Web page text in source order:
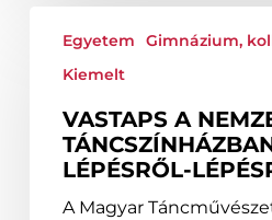
Nemzeti
Lépésről-
lépésre
Egyetem Gimnázium,
Kiemelt
VASTAPS A
LÉPÉSRŐL-
A Magyar